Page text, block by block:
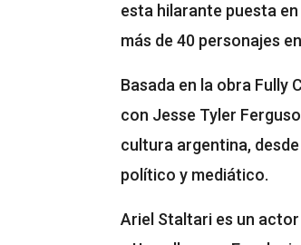
esta hilarante puesta
más de 40 personajes
Basada en la obra Fully
con Jesse Tyler
cultura argentina,
político y mediático.
Ariel Staltari es un